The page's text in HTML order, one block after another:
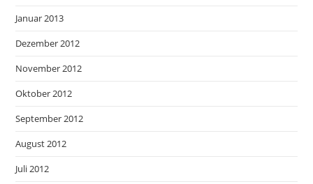
Januar 2013
Dezember 2012
November 2012
Oktober 2012
September 2012
August 2012
Juli 2012